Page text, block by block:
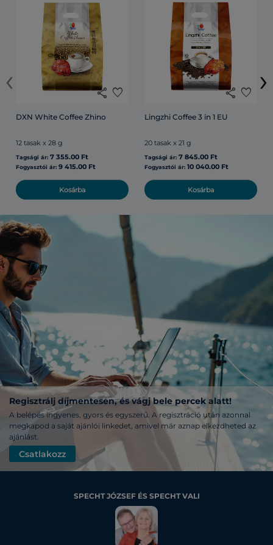
share favorite
DXN White Coffee Zhino
12 tasak x 28 g
Tagsági ár: 7 355.00 Ft
Fogyasztói ár: 9 415.00 Ft
Kosárba
share favorite
Lingzhi Coffee 3 in 1 EU
20 tasak x 21 g
Tagsági ár:7 845.00 Ft
Fogyasztói ár:10 040.00 Ft
Kosárba
‹ ›
Regisztrálj díjmentesen, és vágj bele percek alatt!
A belépés ingyenes, gyors és egyszerű. A regisztráció után azonnal
megkapod a saját ajánlói linkedet, amivel már aznap elkezdheted az
ajánlást.
Csatlakozz
SPECHT JÓZSEF ÉS SPECHT VALI